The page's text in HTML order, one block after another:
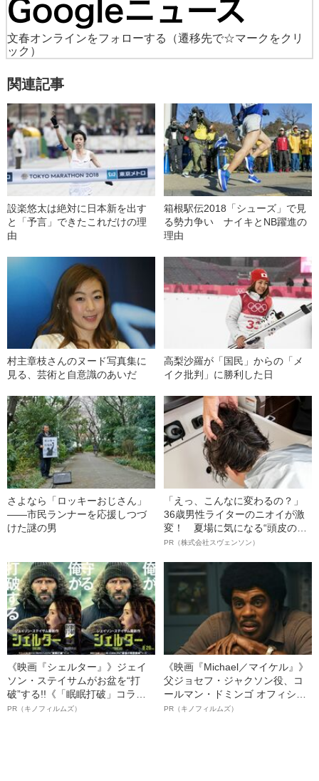
文春オンラインをフォローする
（遷移先で☆マークをクリ
ック）
関連記事
設楽悠太は絶対に日本新を出す
と「予言」できたこれだけの理
由
箱根駅伝2018「シューズ」で見
る勢力争い ナイキとNB躍進の
理由
村主章枝さんのヌード写真集に
見る、芸術と自意識のあいだ
高梨沙羅が「国民」からの「メ
イク批判」に勝利した日
さよなら「ロッキーおじさん」
——市民ランナーを応援しつづ
けた謎の男
「えっ、こんなに変わるの？」
36歳男性ライターのニオイが激
変！ 夏場に気になる“頭皮のニ
オイ”や“ベタつき”を解消す
ト”が生み出した徹底ケアとは
PR（株式会社スヴェンソン）
《映画『シェルター』》ジェイ
ソン・ステイサムがお盆を“打
破”する!!《「眠眠打破」コラ
ボ》
PR（キノフィルムズ）
《映画『Michael／マイケル』》
父ジョセフ・ジャクソン役、コ
ールマン・ドミンゴ オフィシャ
ルインタビュー“観客を魅了した
PR（キノフィルムズ）